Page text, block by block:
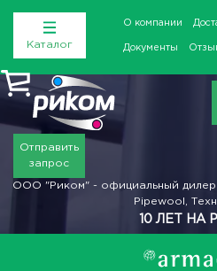
Каталог
О компании
Документы
Отправить
запрос
ООО "Риком" - официальный дилер
Pipewool,
10 ЛЕТ НА